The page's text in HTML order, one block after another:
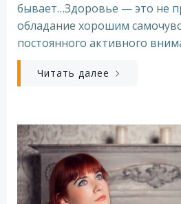
бывает…Здоровье — это не
обладание хорошим
постоянного активного
Читать далее